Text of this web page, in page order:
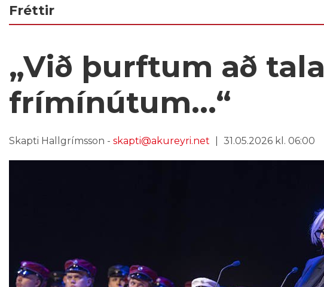
Fréttir
„Við þurftum að
frímínútum...“
Skapti Hallgrímsson - skapti@akureyri.net 31.05.2026 kl. 06:00